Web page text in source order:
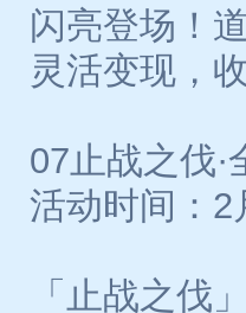
闪亮登场！
灵活变现，
07止战之伐·
活动时间：2
「止战之